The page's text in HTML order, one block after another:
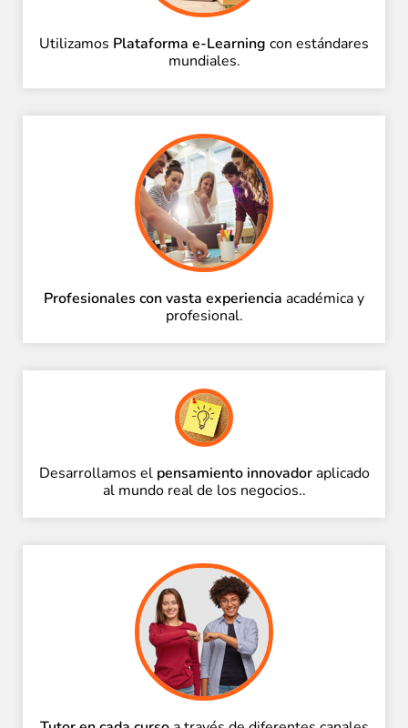
Utilizamos Plataforma e-Learning con estándares
mundiales.
Profesionales con vasta experiencia académica y
profesional.
Desarrollamos el pensamiento innovadoraplicado
al mundo real de los negocios..